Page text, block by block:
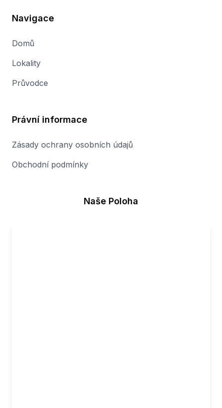
Navigace
Domů
Lokality
Průvodce
Právní informace
Zásady ochrany osobních údajů
Obchodní podmínky
Naše Poloha